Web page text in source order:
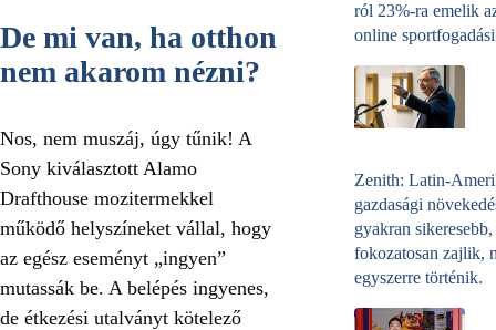
De mi van, ha otthon
nem akarom nézni?
Nos, nem muszáj, úgy tűnik! A
Sony kiválasztott Alamo
Drafthouse mozitermekkel
működő helyszíneket vállal, hogy
az egész eseményt „ingyen”
mutassák be. A belépés ingyenes,
de étkezési utalványt kötelező
ról 23%-ra emelik
online
Zenith: Latin-
gazdasági
gyakran sikeresebb,
fokozatosan zajlik,
egyszerre történik.